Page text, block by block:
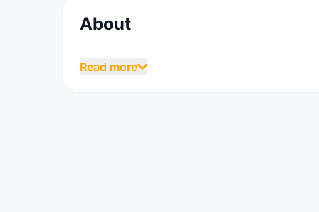
About
par celui-ci jusqu'en 2006. En 2015, le
Read more